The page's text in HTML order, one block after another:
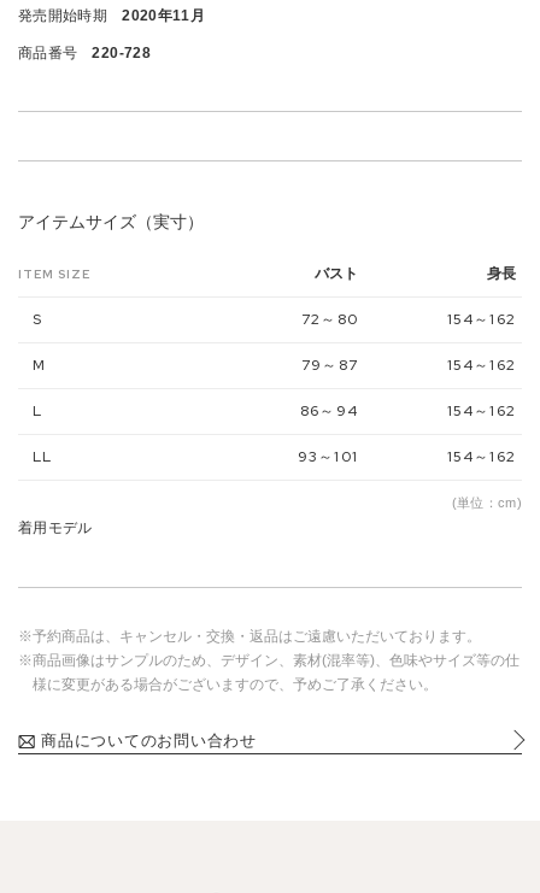
発売開始時期 2020年11月
商品番号 220-728
アイテムサイズ（実寸）
ITEM SIZE バスト 身長
S 72～80 154～162
M 79～87 154～162
L 86～94 154～162
LL 93～101 154～162
(単位：cm)
着用モデル
※予約商品は、キャンセル・交換・返品はご遠慮いただいております。
※商品画像はサンプルのため、デザイン、素材(混率等)、色味やサイズ等の仕
様に変更がある場合がございますので、予めご了承ください。
商品についてのお問い合わせ